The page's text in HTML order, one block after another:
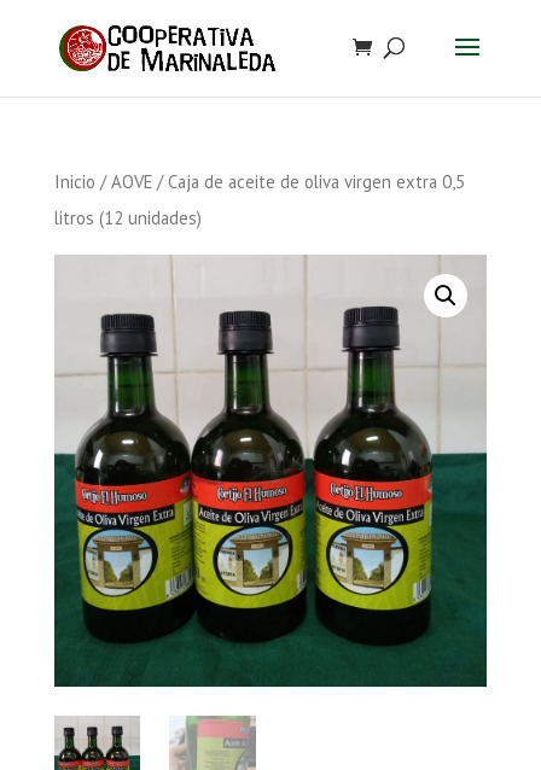
Inicio /AOVE/ Caja de aceite de oliva virgen extra 0,5
litros (12 unidades)